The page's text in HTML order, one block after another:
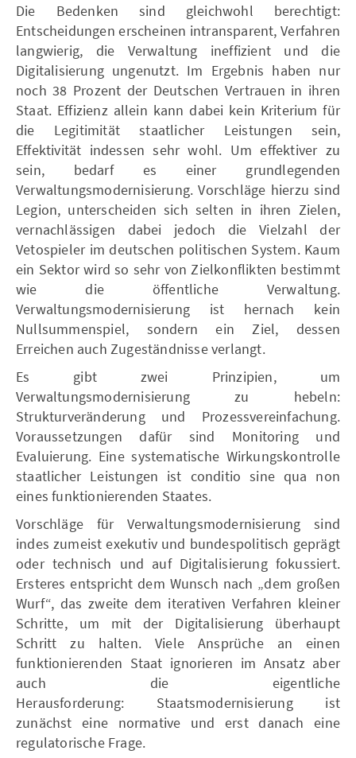
Die Bedenken sind gleichwohl berechtigt:
Entscheidungen erscheinen intransparent, Verfahren
langwierig, die Verwaltung ineffizient und die
Digitalisierung ungenutzt. Im Ergebnis haben nur
noch 38 Prozent der Deutschen Vertrauen in ihren
Staat. Effizienz allein kann dabei kein Kriterium für
die Legitimität staatlicher Leistungen sein,
Effektivität indessen sehr wohl. Um effektiver zu
sein, bedarf es einer grundlegenden
Verwaltungsmodernisierung. Vorschläge hierzu sind
Legion, unterscheiden sich selten in ihren Zielen,
vernachlässigen dabei jedoch die Vielzahl der
Vetospieler im deutschen politischen System. Kaum
ein Sektor wird so sehr von Zielkonflikten bestimmt
wie die öffentliche Verwaltung.
Verwaltungsmodernisierung ist hernach kein
Nullsummenspiel, sondern ein Ziel, dessen
Erreichen auch Zugeständnisse verlangt.
Es gibt zwei Prinzipien, um
Verwaltungsmodernisierung zu hebeln:
Strukturveränderung und Prozessvereinfachung.
Voraussetzungen dafür sind Monitoring und
Evaluierung. Eine systematische Wirkungskontrolle
staatlicher Leistungen ist conditio sine qua non
eines funktionierenden Staates.
Vorschläge für Verwaltungsmodernisierung sind
indes zumeist exekutiv und bundespolitisch geprägt
oder technisch und auf Digitalisierung fokussiert.
Ersteres entspricht dem Wunsch nach „dem großen
Wurf“, das zweite dem iterativen Verfahren kleiner
Schritte, um mit der Digitalisierung überhaupt
Schritt zu halten. Viele Ansprüche an einen
funktionierenden Staat ignorieren im Ansatz aber
auch die eigentliche
Herausforderung: Staatsmodernisierung ist
zunächst eine normative und erst danach eine
regulatorische Frage.